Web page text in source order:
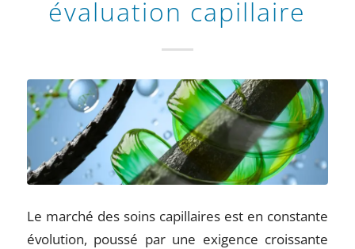
évaluation capillaire
Le marché des soins capillaires est en constante
évolution, poussé par une exigence croissante